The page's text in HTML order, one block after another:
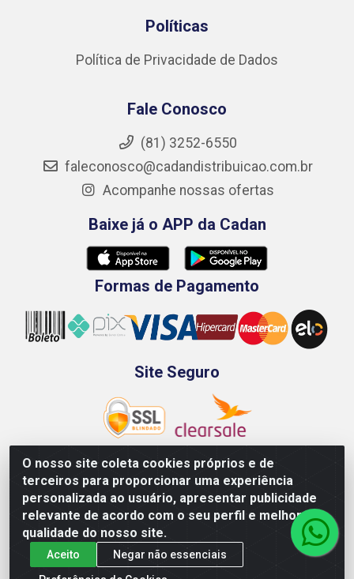
O nosso site coleta cookies próprios e de
terceiros para proporcionar uma experiência
personalizada ao usuário, apresentar publicidade
relevante de acordo com o seu perfil e melhorar a
qualidade do nosso site.
Aceito
Negar não essenciais
Políticas
Política de Privacidade de Dados
Fale Conosco
(81) 3252-6550
faleconosco@cadandistribuicao.com.br
Acompanhe nossas ofertas
Baixe já o APP da Cadan
Formas de Pagamento
Site Seguro
Rod. BR-101 Sul, Km 73, 4505, Galpão A, Ibura -
Recife/PE - CEP 51240-340 - CNPJ 70.089.974/0001-79